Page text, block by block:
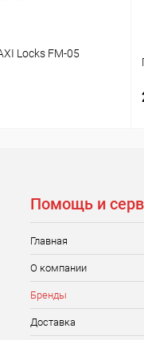
Locks FM-05
Помощь и
Главная
О компании
Бренды
Доставка